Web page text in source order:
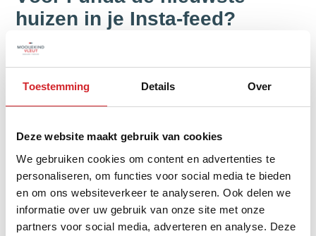
Toestemming Details Over
Deze website maakt gebruik van cookies
We gebruiken cookies om content en advertenties te
personaliseren, om functies voor social media te bieden
en om ons websiteverkeer te analyseren. Ook delen we
informatie over uw gebruik van onze site met onze
partners voor social media, adverteren en analyse. Deze
huizen in je Insta-feed?
Volg ons op instagram
Huis kopen voor pensioen
Uw droomhuis als pensioen? 6 overwegingen hoe uw
huis een duurzame investering kan zijn voor later! Lees